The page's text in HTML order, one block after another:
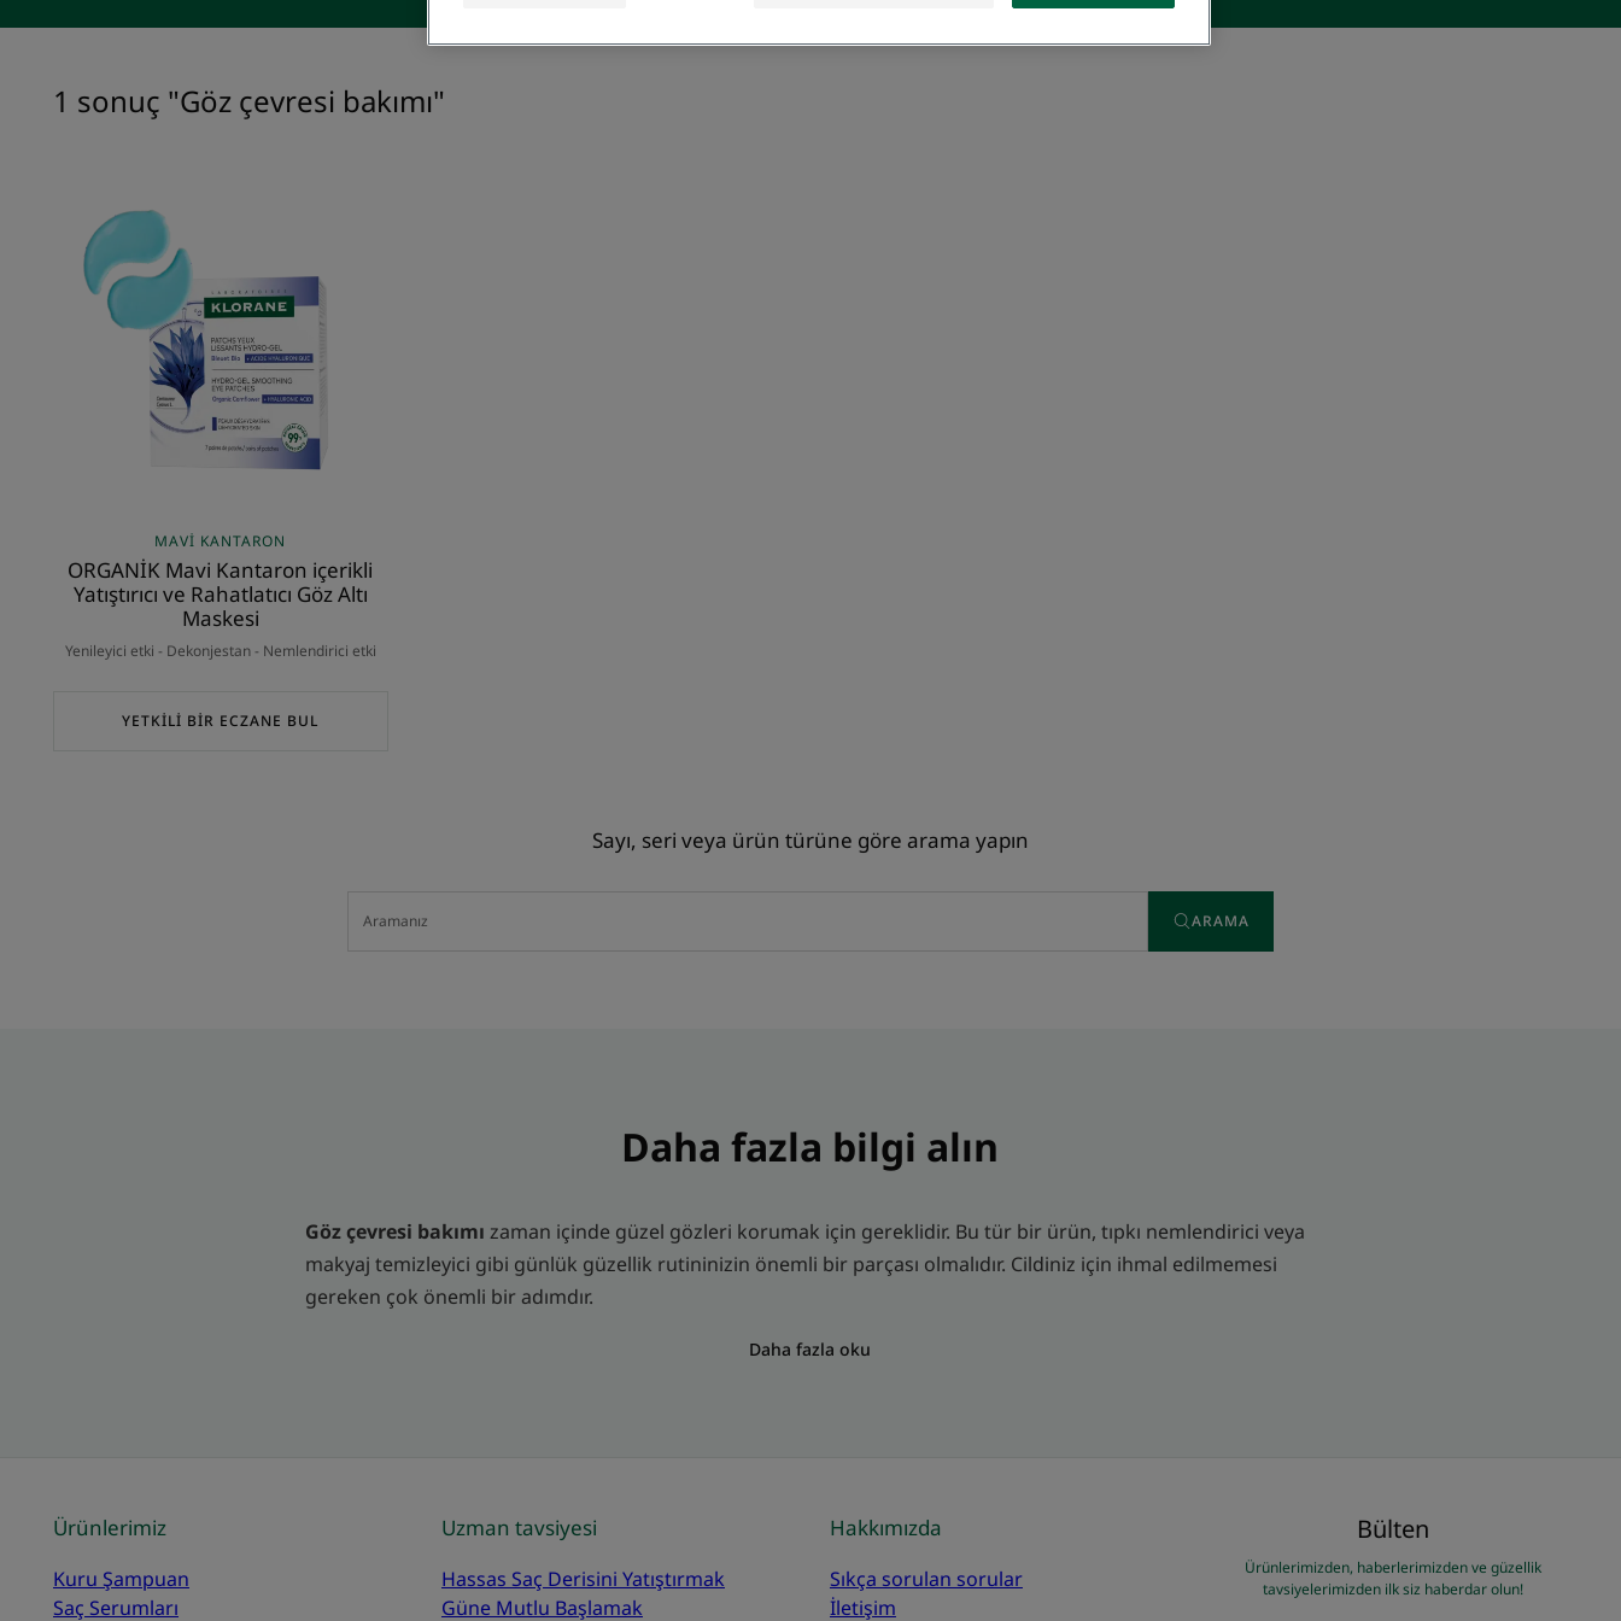
1 sonuç "Göz çevresi bakımı"
içerikli
Yatıştırıcı
ve
Rahatlatıcı
Göz
Altı
Maskesi
MAVI KANTARON
ORGANİK Mavi Kantaron içerikli
Yatıştırıcı ve Rahatlatıcı Göz Altı
Maskesi
Yenileyici etki - Dekonjestan - Nemlendirici etki
YETKİLİ BİR ECZANE BUL
Sayı, seri veya ürün türüne göre arama yapın
ARAMA
Daha fazla bilgi alın
Göz çevresi bakımı zaman içinde güzel gözleri korumak için gereklidir. Bu tür bir ürün, tıpkı nemlendirici veya
makyaj temizleyici gibi günlük güzellik rutininizin önemli bir parçası olmalıdır. Cildiniz için ihmal edilmemesi
gereken çok önemli bir adımdır.
Daha fazla oku
Bülten
Ürünlerimizden, haberlerimizden ve güzellik
tavsiyelerimizden ilk siz haberdar olun!
Ürünlerimiz
Kuru Şampuan
Saç Serumları
Uzman tavsiyesi
Hassas Saç Derisini Yatıştırmak
Güne Mutlu Başlamak
Hakkımızda
Sıkça sorulan sorular
İletişim